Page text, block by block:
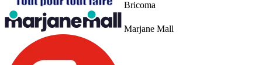
Bricoma
Marjane Mall